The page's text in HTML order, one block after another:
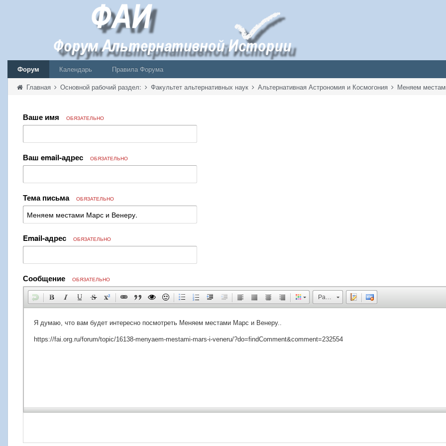
Форум Календарь
Правила Форума
Главная Основной рабочий раздел: Факультет альтернативных наук Альтернативная Астрономия и Космогония Меняем
Ваше имя ОБЯЗАТЕЛЬНО
Ваш email-адрес ОБЯЗАТЕЛЬНО
Тема письма ОБЯЗАТЕЛЬНО
Email-адрес ОБЯЗАТЕЛЬНО
Сообщение ОБЯЗАТЕЛЬНО
Размер